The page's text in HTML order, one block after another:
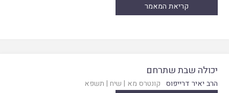
קריאת המאמר
יכולה שבת שתרחם
הרב יאיר דרייפוס קונטרס מא | שיח | תשפא